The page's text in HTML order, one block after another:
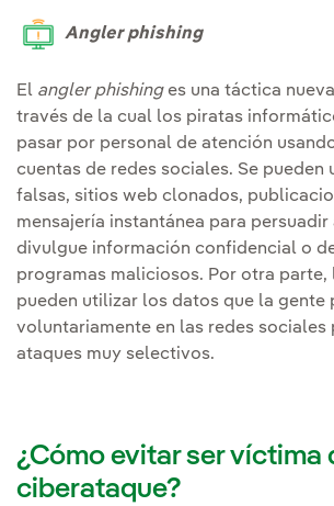
Angler phishing
El angler phishinges una táctica
través de la cual los piratas
pasar por personal de atención
cuentas de redes sociales. Se pueden
falsas, sitios web clonados,
mensajería instantánea para
divulgue información confidencial o
programas maliciosos. Por otra parte,
pueden utilizar los datos que la gente
voluntariamente en las redes sociales
ataques muy selectivos.
¿Cómo evitar ser víctima
ciberataque?